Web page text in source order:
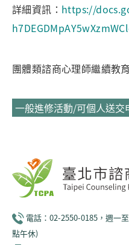
詳細資訊： https://
團體類諮商心理師繼續教
一般進修活動/可個人送交
電話：02-2550-0185，週一
點午休)